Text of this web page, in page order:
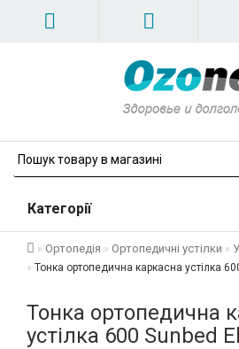
Категорії
Ортопедія Ортопедичні устілки
Тонка ортопедична каркасна устілка
Тонка ортопедична
устілка 600 Sunbed